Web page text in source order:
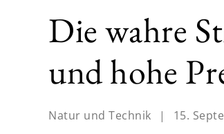
Die wahre
und hohe
Natur und Technik | 15.